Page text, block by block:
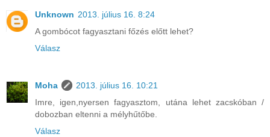
Unknown 2013. július 16. 8:24
A gombócot fagyasztani főzés előtt lehet?
Válasz
Moha
2013. július 16. 10:21
Imre, igen,nyersen fagyasztom, utána lehet zacskóban /
dobozban eltenni a mélyhűtőbe.
Válasz